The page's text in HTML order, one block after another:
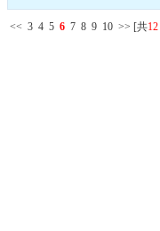
<< 3 4 5 6 7 8 9 10 >> [共12